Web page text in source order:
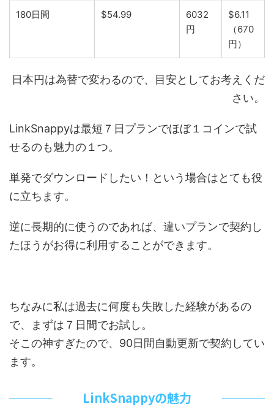
180日間 $54.99
6032
円
$6.11
（670
円）
日本円は為替で変わるので、目安としてお考えくだ
さい。
LinkSnappyは最短７日プランでほぼ１コインで試
せるのも魅力の１つ。
単発でダウンロードしたい！という場合はとても役
に立ちます。
逆に長期的に使うのであれば、違いプランで契約し
たほうがお得に利用することができます。
ちなみに私は過去に何度も失敗した経験があるの
で、まずは７日間でお試し。
そこの神すぎたので、90日間自動更新で契約してい
ます。
LinkSnappyの魅力